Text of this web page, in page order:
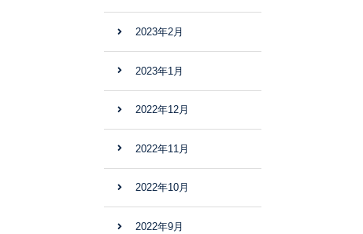
2023年2月
2023年1月
2022年12月
2022年11月
2022年10月
2022年9月